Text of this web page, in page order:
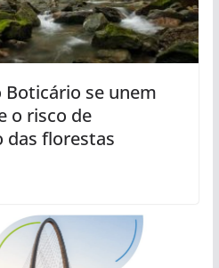
Boticário se unem
o risco de
das florestas